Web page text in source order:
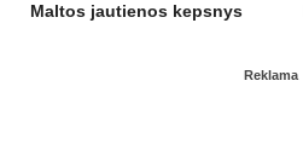
Maltos jautienos kepsnys
Reklama